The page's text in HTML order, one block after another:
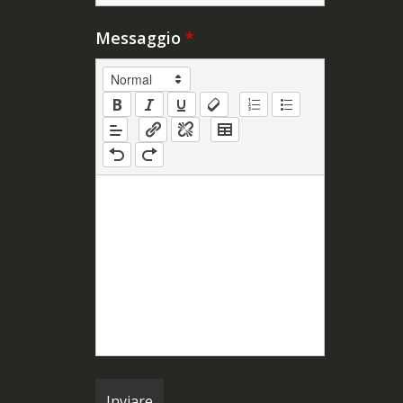
Messaggio *